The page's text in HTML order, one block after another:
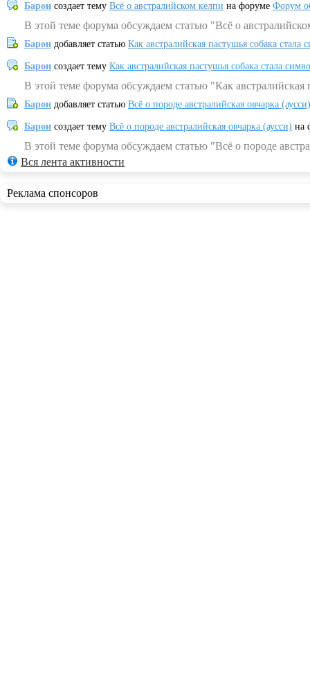
Барон создает тему Всё о австралийском келпи на форуме Форум
В этой теме форума обсуждаем статью "Всё о
Барон добавляет статью Как австралийская пастушья собака
Барон создает тему Как австралийская пастушья собака стала
В этой теме форума обсуждаем статью "Как
Барон добавляет статью Всё о породе австралийская овчарка (аусси)
Барон создает тему Всё о породе австралийская овчарка (аусси) на
В этой теме форума обсуждаем статью "Всё о породе
Вся лента активности
Реклама спонсоров